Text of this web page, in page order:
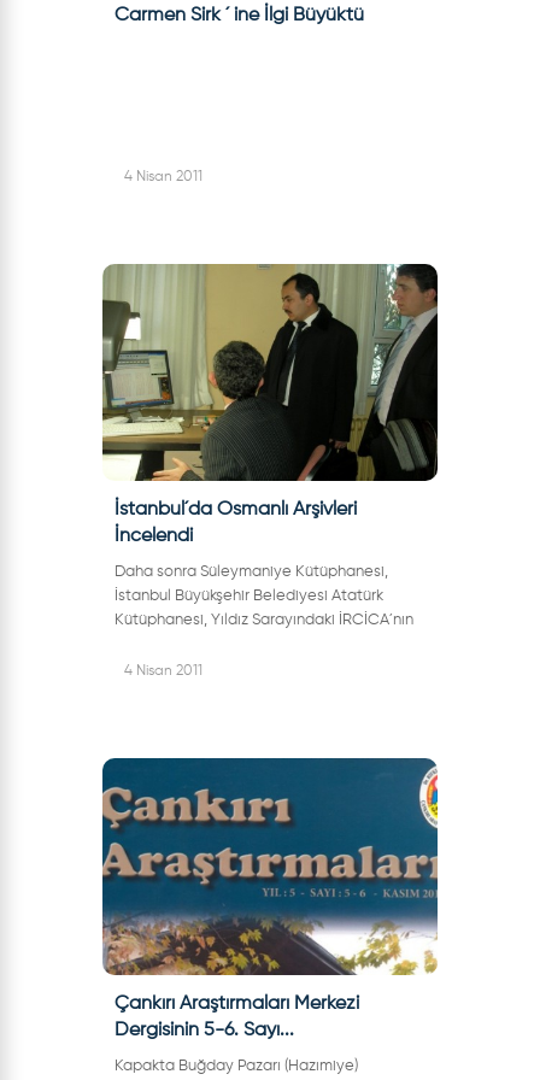
Carmen Sirk ´ ine İlgi Büyüktü
4 Nisan 2011
İstanbul´da Osmanlı Arşivleri
İncelendi
Daha sonra Süleymaniye Kütüphanesi,
İstanbul Büyükşehir Belediyesi Atatürk
Kütüphanesi, Yıldız Sarayındaki İRCİCA´nın
bulunan Araştırma Merkezi Proje Ekibi,
4 Nisan 2011
Çankırı Araştırmaları Merkezi
Dergisinin 5-6. Sayı...
Kapakta Buğday Pazarı (Hazımiye)